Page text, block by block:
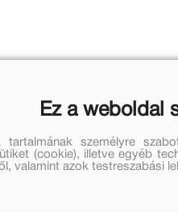
Ez a weboldal
tartalmának személyre
(cookie), illetve egyéb
valamint azok testreszabási